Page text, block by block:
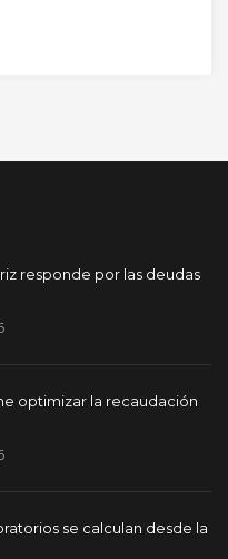
responde por las deudas
optimizar la recaudación
se calculan desde la